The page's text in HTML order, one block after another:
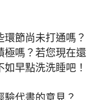
節尚未打通嗎？
極嗎？若您現在還
早點洗洗睡吧！